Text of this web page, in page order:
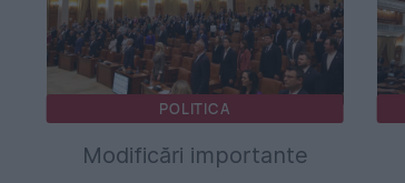
POLITICA
Modificări importante